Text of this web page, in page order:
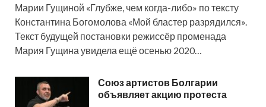
Марии Гущиной «Глубже, чем когда-либо» по тексту
Константина Богомолова «Мой бластер разрядился».
Текст будущей постановки режиссёр променада
Мария Гущина увидела ещё осенью 2020…
Союз артистов Болгарии
объявляет акцию протеста